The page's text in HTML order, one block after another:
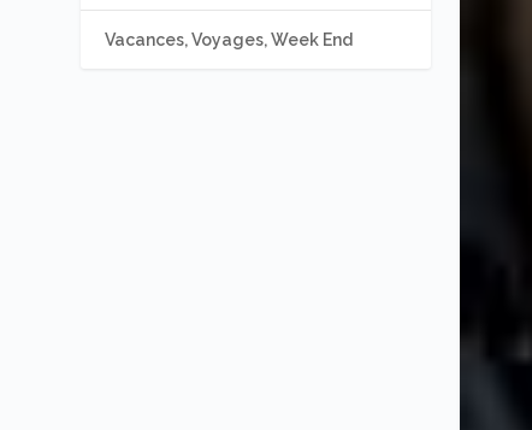
Vacances, Voyages, Week End